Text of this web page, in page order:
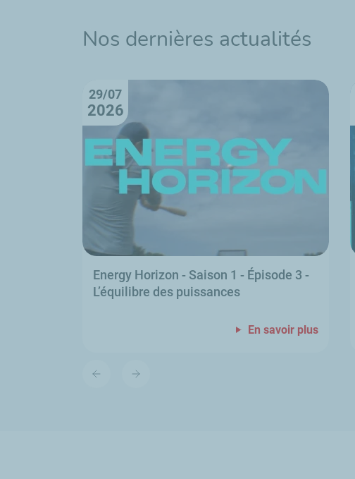
Nos dernières actualités
29/07
2026
Energy Horizon - Saison 1 - Épisode 3 -
L’équilibre des puissances
En savoir plus